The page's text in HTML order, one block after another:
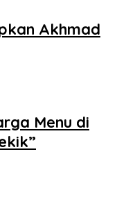
Akhmad
Menu di